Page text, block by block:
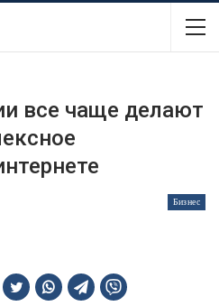
все чаще делают
Бизнес